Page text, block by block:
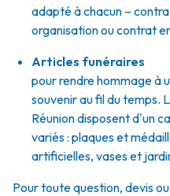
adapté à chacun –
organisation ou contrat
Articles funéraires
pour rendre hommage à
souvenir au fil du temps.
Réunion disposent d'un
variés : plaques et
artificielles, vases et
Pour toute question, devis